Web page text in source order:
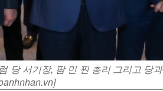
당 서기장, 팜 민 찐 총리 그리고 당